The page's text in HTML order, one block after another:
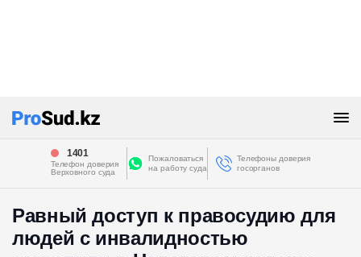
1401
Телефон доверия
Верховного суда
Пожаловаться
на работу суда
Телефоны доверия
госорганов
Равный доступ к правосудию для
людей с инвалидностью